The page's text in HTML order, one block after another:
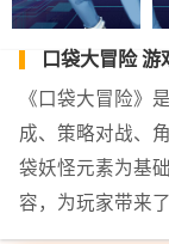
口袋大冒险 游
《口袋大冒险》
成、策略对战、
袋妖怪元素为基
容，为玩家带来